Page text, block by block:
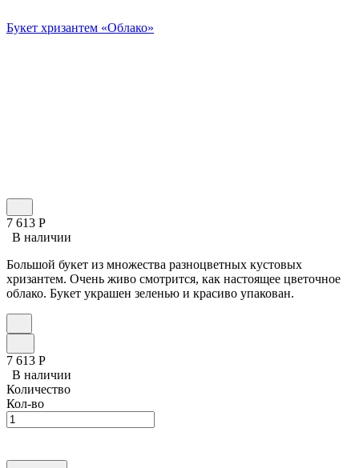
Букет хризантем «Облако»
7 613 Р
В наличии
Большой букет из множества разноцветных кустовых
хризантем. Очень живо смотрится, как настоящее цветочное
облако. Букет украшен зеленью и красиво упакован.
7 613 Р
В наличии
Количество
Кол-во